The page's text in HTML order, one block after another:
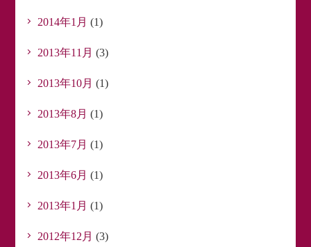
2014年1月 (1)
2013年11月 (3)
2013年10月 (1)
2013年8月 (1)
2013年7月 (1)
2013年6月 (1)
2013年1月 (1)
2012年12月 (3)